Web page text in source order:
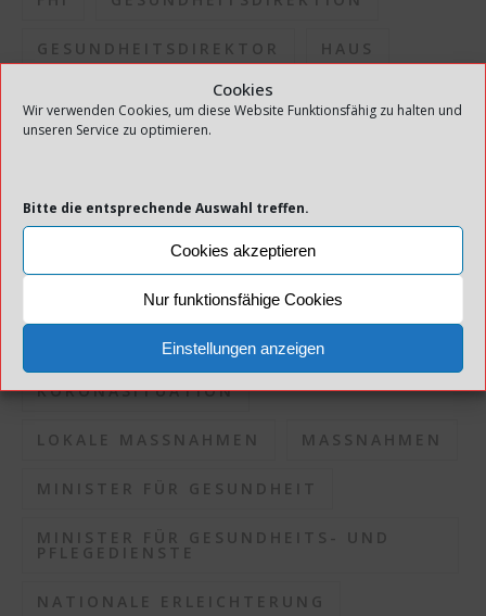
Cookies
Wir verwenden Cookies, um diese Website Funktionsfähig zu halten und
unseren Service zu optimieren.
Bitte die entsprechende Auswahl treffen.
Cookies akzeptieren
Nur funktionsfähige Cookies
Einstellungen anzeigen
GESUNDHEITSDIREKTOR HAUS
INFEKTIONSAUSBRUCH
INFEKTIONSRISIKO
INFEKTIONSSITUATION KOMMUNEN
KORONAPANDEMIE
KORONASITUATION
LOKALE MASSNAHMEN MASSNAHMEN
MINISTER FÜR GESUNDHEIT
MINISTER FÜR GESUNDHEITS- UND
PFLEGEDIENSTE
NATIONALE ERLEICHTERUNG